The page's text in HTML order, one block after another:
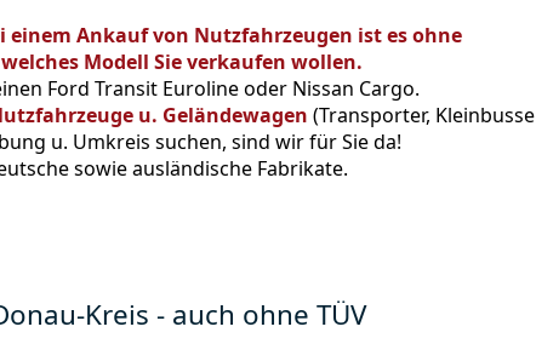
einem Ankauf von Nutzfahrzeugen ist es ohne
Modell Sie verkaufen wollen.
Ford Transit Euroline oder Nissan Cargo.
u. Geländewagen (Transporter, Kleinbusse
u. Umkreis suchen, sind wir für Sie da!
sowie ausländische Fabrikate.
Kreis - auch ohne TÜV